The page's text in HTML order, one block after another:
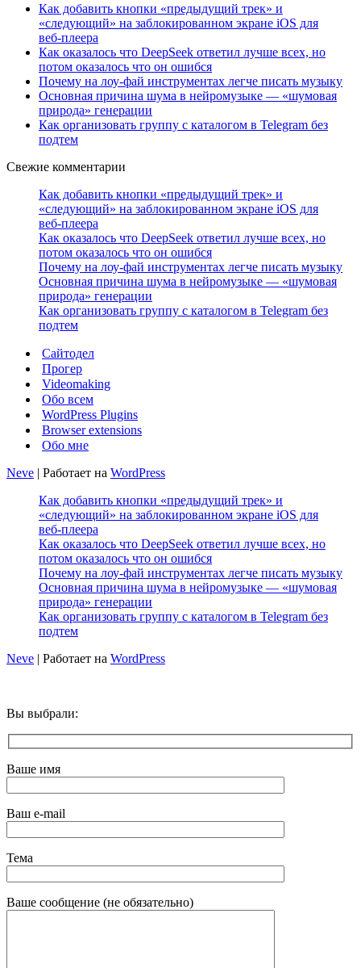
Как добавить кнопки «предыдущий трек» и
«следующий» на заблокированном экране iOS для
веб‑плеера
Как оказалось что DeepSeek ответил лучше всех, но
потом оказалось что он ошибся
Почему на лоу-фай инструментах легче писать музыку
Основная причина шума в нейромузыке — «шумовая
природа» генерации
Как организовать группу с каталогом в Telegram без
подтем
Свежие комментарии
Как добавить кнопки «предыдущий трек» и
«следующий» на заблокированном экране iOS для
веб‑плеера
Как оказалось что DeepSeek ответил лучше всех, но
потом оказалось что он ошибся
Почему на лоу-фай инструментах легче писать музыку
Основная причина шума в нейромузыке — «шумовая
природа» генерации
Как организовать группу с каталогом в Telegram без
подтем
Сайтодел
Прогер
Videomaking
Обо всем
WordPress Plugins
Browser extensions
Обо мне
Neve | Работает на WordPress
Как добавить кнопки «предыдущий трек» и
«следующий» на заблокированном экране iOS для
веб‑плеера
Как оказалось что DeepSeek ответил лучше всех, но
потом оказалось что он ошибся
Почему на лоу-фай инструментах легче писать музыку
Основная причина шума в нейромузыке — «шумовая
природа» генерации
Как организовать группу с каталогом в Telegram без
подтем
Neve | Работает на WordPress
Вы выбрали:
Ваше имя
Ваш e-mail
Тема
Ваше сообщение (не обязательно)